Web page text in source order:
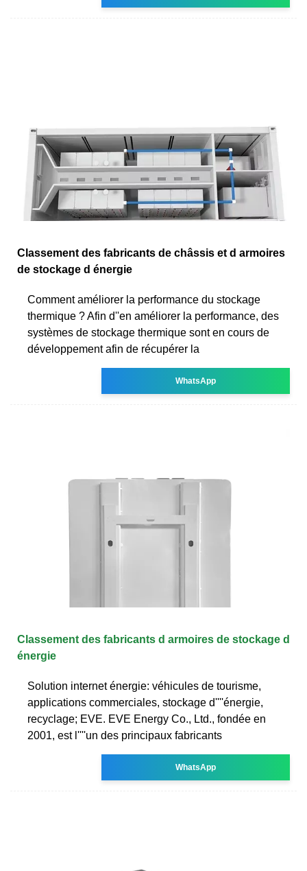
Classement des fabricants de châssis et d armoires
de stockage d énergie
Comment améliorer la performance du stockage
thermique ? Afin d''en améliorer la performance, des
systèmes de stockage thermique sont en cours de
développement afin de récupérer la
WhatsApp
Classement des fabricants d armoires de stockage d
énergie
Solution internet énergie: véhicules de tourisme,
applications commerciales, stockage d''''énergie,
recyclage; EVE. EVE Energy Co., Ltd., fondée en
2001, est l''''un des principaux fabricants
WhatsApp